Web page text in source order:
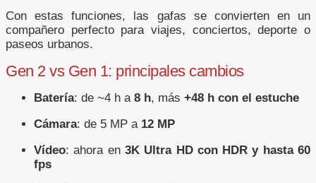
Con estas funciones, las gafas se convierten en un
compañero perfecto para viajes, conciertos, deporte o
paseos urbanos.
Gen 2 vs Gen 1: principales cambios
Batería: de ~4 h a 8 h, más +48 h con el estuche
Cámara: de 5 MP a 12 MP
Vídeo: ahora en 3K Ultra HD con HDR y hasta 60
fps